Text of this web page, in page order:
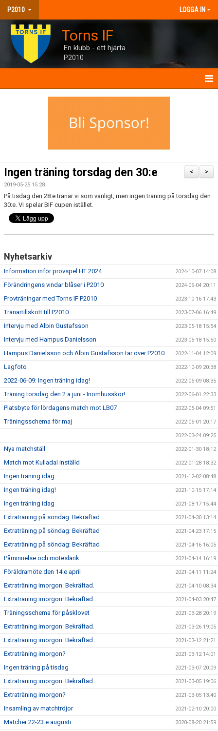
P2010 LOGGA IN
Torns IF
En klubb - ett hjärta
P2010
TRUPPEN
BILDGALLERI
DOKUMENT
>
<
Ingen träning torsdag den 30:e
2019-05-25 15:28
På tisdag den 28:e tränar vi som vanligt, men ingen träning på torsdag den
30:e. Vi spelar BIF cupen istället.
Nyhetsarkiv
Information inför provspel HT 2024 2024-10-07 14:08
Förändringens vindar blåser i P2010 2024-06-04 20:11
Provträningar med Torns IF P2010 2023-10-16 17:43
Tränartillskott till P2010 2023-07-06 16:49
Intervju med Albin Gustafsson 2023-05-18 15:54
Intervju med Hampus Danielsson 2023-05-18 15:50
Hampus Danielsson och Albin Gustafsson tar över P2010 2022-11-04 12:09
Lagfoto 2022-10-09 20:38
2022-06-09: Ingen träning idag! 2022-06-09 08:35
Träning torsdag den 2:a juni - Inomhusskor! 2022-06-01 22:33
Platsbyte för lördagens match mot LB07 2022-05-04 09:51
Träningsschema för maj 2022-05-01 20:17
2022-03-24 09:25
Nya matchställ 2022-01-30 18:12
Match mot Kulladal inställd 2022-01-28 18:32
Ingen träning idag 2021-12-02 08:48
Ingen träning idag! 2021-10-15 17:14
Ingen träning idag 2021-08-17 15:44
Extraträning på söndag: Bekräftad 2021-04-30 13:14
Extraträning på söndag: Bekräftad 2021-04-23 17:15
Extraträning på söndag: Bekräftad 2021-04-16 16:05
Påminnelse och möteslänk 2021-04-14 16:19
Föräldramöte den 14:e april 2021-04-11 11:24
Extraträning imorgon: Bekräftad. 2021-04-10 08:34
Extraträning imorgon: Bekräftad. 2021-04-03 20:47
Träningsschema för påsklovet 2021-03-28 20:19
Extraträning imorgon: Bekräftad. 2021-03-26 19:05
Extraträning imorgon: Bekräftad. 2021-03-12 21:21
Extraträning imorgon? 2021-03-12 14:01
Ingen träning på tisdag 2021-03-07 20:09
Extraträning imorgon: Bekräftad. 2021-03-05 19:06
Extraträning imorgon? 2021-03-05 13:40
Insamling av matchtröjor 2021-02-10 20:00
Matcher 22-23:e augusti 2020-08-20 21:59